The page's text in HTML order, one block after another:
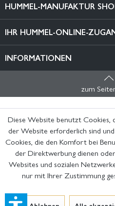
HUMMEL-MANUFAKTUR
IHR HUMMEL-ONLINE-
INFORMATIONEN
zum
Diese Website benutzt Cookies,
der Website erforderlich sind
Cookies, die den Komfort bei
der Direktwerbung dienen
Websites und sozialen
nur mit Ihrer Zustimmung